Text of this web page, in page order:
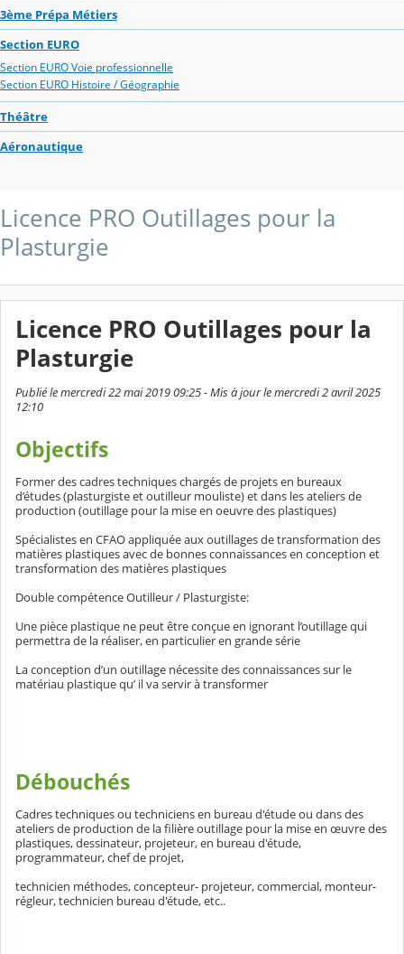
3ème Prépa Métiers
Section EURO
Section EURO Voie professionnelle
Section EURO Histoire / Géographie
Théâtre
Aéronautique
Licence PRO Outillages pour la
Plasturgie
Licence PRO Outillages pour la
Plasturgie
Publié le mercredi 22 mai 2019 09:25 - Mis à jour le mercredi 2 avril 2025
12:10
Objectifs
Former des cadres techniques chargés de projets en bureaux
d’études (plasturgiste et outilleur mouliste) et dans les ateliers de
production (outillage pour la mise en oeuvre des plastiques)
Spécialistes en CFAO appliquée aux outillages de transformation des
matières plastiques avec de bonnes connaissances en conception et
transformation des matières plastiques
Double compétence Outilleur / Plasturgiste:
Une pièce plastique ne peut être conçue en ignorant l’outillage qui
permettra de la réaliser, en particulier en grande série
La conception d’un outillage nécessite des connaissances sur le
matériau plastique qu’ il va servir à transformer
Débouchés
Cadres techniques ou techniciens en bureau d'étude ou dans des
ateliers de production de la filière outillage pour la mise en œuvre des
plastiques, dessinateur, projeteur, en bureau d'étude,
programmateur, chef de projet,
technicien méthodes, concepteur- projeteur, commercial, monteur-
régleur, technicien bureau d'étude, etc..